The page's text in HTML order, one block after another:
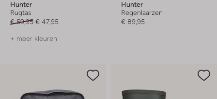
Hunter
Rugtas
€ 59,95 € 47,95
+ meer kleuren
Hunter
Regenlaarzen
€ 89,95